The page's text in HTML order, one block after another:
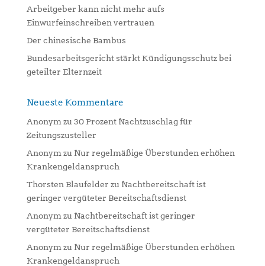
:Arbeitgeber kann nicht mehr aufs
Einwurfeinschreiben vertrauen
Der chinesische Bambus
Bundesarbeitsgericht stärkt Kündigungsschutz bei
geteilter Elternzeit
Neueste Kommentare
Anonym zu 30 Prozent Nachtzuschlag für
Zeitungszusteller
Anonym zu Nur regelmäßige Überstunden erhöhen
Krankengeldanspruch
Thorsten Blaufelder zu Nachtbereitschaft ist
geringer vergüteter Bereitschaftsdienst
Anonym zu Nachtbereitschaft ist geringer
vergüteter Bereitschaftsdienst
Anonym zu Nur regelmäßige Überstunden erhöhen
Krankengeldanspruch